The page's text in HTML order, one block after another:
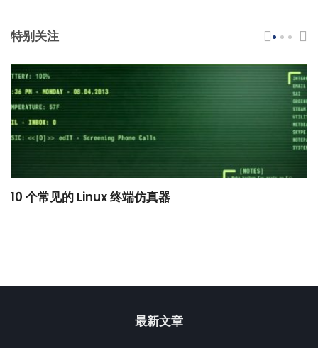
特别关注
10 个常见的 Linux 终端仿真器
最新文章